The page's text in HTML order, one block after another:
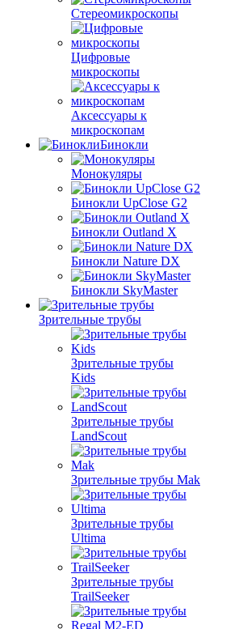
Стереомикроскопы
Цифровые
микроскопы
Аксессуары к
микроскопам
Бинокли
Монокуляры
Бинокли UpClose G2
Бинокли Outland X
Бинокли Nature DX
Бинокли SkyMaster
Зрительные трубы
Зрительные трубы
Kids
Зрительные трубы
LandScout
Зрительные трубы Mak
Зрительные трубы
Ultima
Зрительные трубы
TrailSeeker